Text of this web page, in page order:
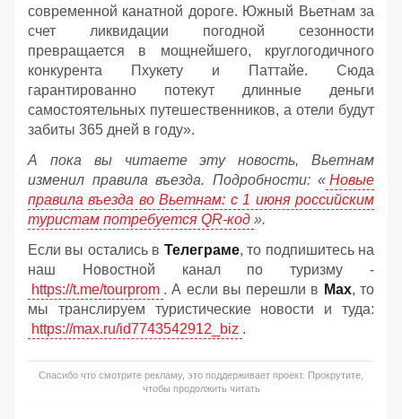
современной канатной дороге. Южный Вьетнам за
счет ликвидации погодной сезонности
превращается в мощнейшего, круглогодичного
конкурента Пхукету и Паттайе. Сюда
гарантированно потекут длинные деньги
самостоятельных путешественников, а отели будут
забиты 365 дней в году».
А пока вы читаете эту новость, Вьетнам
изменил правила въезда. Подробности: « Новые
правила въезда во Вьетнам: с 1 июня российским
туристам потребуется QR-код ».
Если вы остались в Телеграме, то подпишитесь на
наш Новостной канал по туризму -
https://t.me/tourprom . А если вы перешли в Мах, то
мы транслируем туристические новости и туда:
https://max.ru/id7743542912_biz .
Спасибо что смотрите рекламу, это поддерживает проект. Прокрутите,
чтобы продолжить читать